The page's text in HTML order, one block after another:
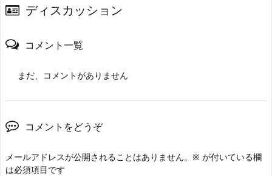
ディスカッション
コメント一覧
まだ、コメントがありません
コメントをどうぞ
メールアドレスが公開されることはありません。 ※ が付いている欄
は必須項目です